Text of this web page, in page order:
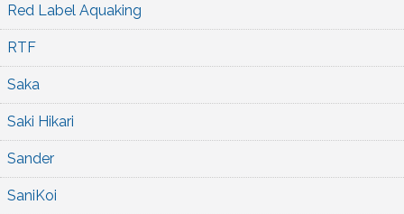
Red Label Aquaking
RTF
Saka
Saki Hikari
Sander
SaniKoi